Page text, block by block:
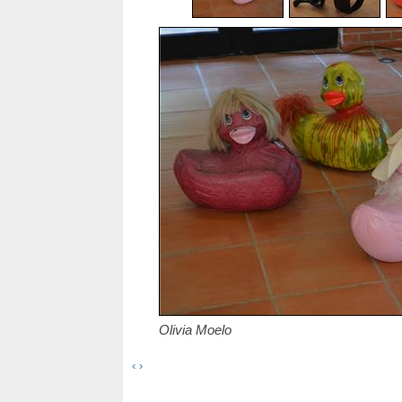
Olivia Moelo
‹ ›